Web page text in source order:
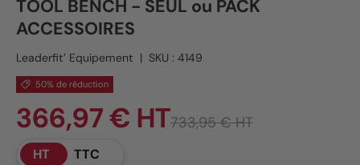
TOOL BENCH - SEUL ou PACK
ACCESSOIRES
Leaderfit’ Equipement | SKU : 4149
50% de réduction
366,97 € HT733,95 € HT
HT TTC